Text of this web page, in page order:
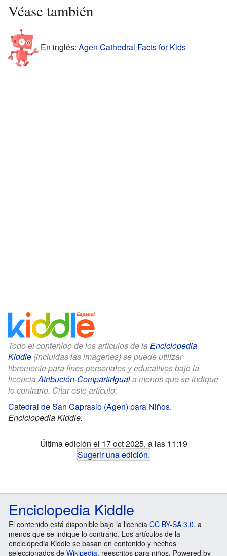
Véase también
En inglés: Agen Cathedral Facts for Kids
Todo el contenido de los artículos de la Enciclopedia
Kiddle (incluidas las imágenes) se puede utilizar
libremente para fines personales y educativos bajo la
licenciaAtribución-CompartirIguala menos que se indique
lo contrario. Citar este artículo:
Catedral de San Caprasio (Agen) para Niños.
Enciclopedia Kiddle.
Última edición el 17 oct 2025, a las 11:19
Sugerir una edición.
Enciclopedia Kiddle
El contenido está disponible bajo la licencia CC BY-SA 3.0, a
menos que se indique lo contrario. Los artículos de la
enciclopedia Kiddle se basan en contenido y hechos
seleccionados de Wikipedia, reescritos para niños. Powered by